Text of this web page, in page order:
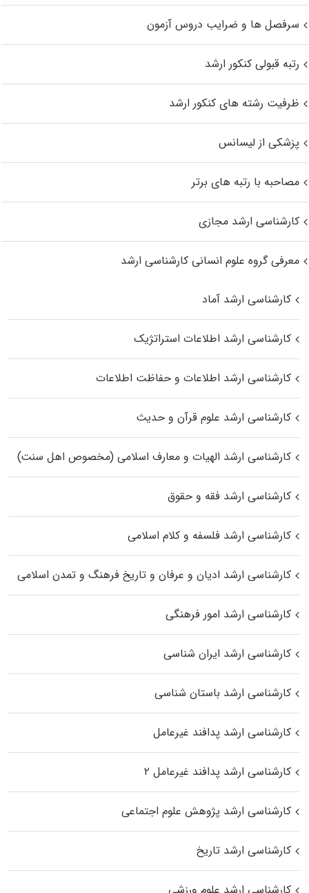
سرفصل ها و ضرایب دروس آزمون
رتبه قبولی کنکور ارشد
ظرفیت رشته های کنکور ارشد
پزشکی از لیسانس
مصاحبه با رتبه های برتر
کارشناسی ارشد مجازی
معرفی گروه علوم انسانی کارشناسی ارشد
کارشناسی ارشد آماد
کارشناسی ارشد اطلاعات استراتژیک
کارشناسی ارشد اطلاعات و حفاظت اطلاعات
کارشناسی ارشد علوم قرآن و حدیث
کارشناسی ارشد الهیات و معارف اسلامی (مخصوص اهل سنت)
کارشناسی ارشد فقه و حقوق
کارشناسی ارشد فلسفه و کلام اسلامی
کارشناسی ارشد ادیان و عرفان و تاریخ فرهنگ و تمدن اسلامی
کارشناسی ارشد امور فرهنگی
کارشناسی ارشد ایران شناسی
کارشناسی ارشد باستان شناسی
کارشناسی ارشد پدافند غیرعامل
کارشناسی ارشد پدافند غیرعامل ۲
کارشناسی ارشد پژوهش علوم اجتماعی
کارشناسی ارشد تاریخ